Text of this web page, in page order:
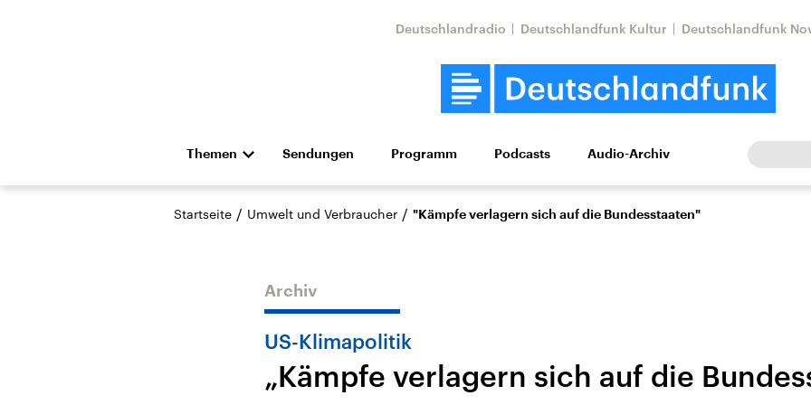
Deutschlandradio Deutschlandfunk Kultur Deutschlandfunk
Themen
Die Nachrichten Politik Wirtschaft Wissen Kultur Europa
Hörspiel und Feature Musik
Landtagswahl Sachsen-
Anhalt 2026
USA
Aktuelle Beiträge,
Nahostkonflikt
Iran
Sendungen Programm Podcasts Audio-Archiv
Startseite / Umwelt und Verbraucher / "Kämpfe verlagern sich auf die Bundesstaaten"
Archiv
US-Klimapolitik
„Kämpfe verlagern sich auf die